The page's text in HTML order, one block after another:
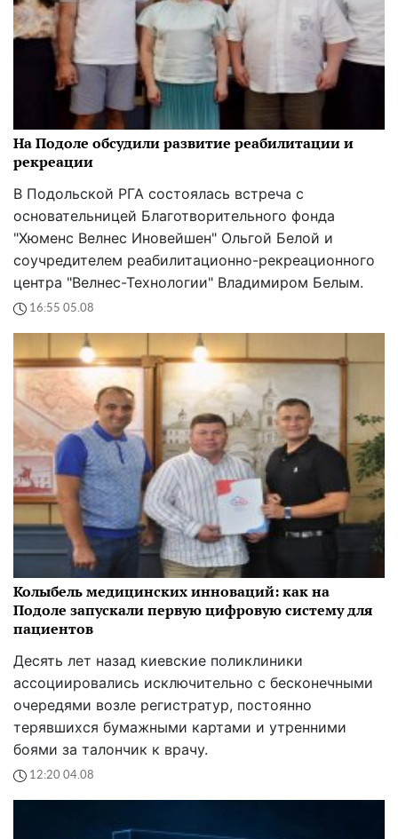
На Подоле обсудили развитие реабилитации и
рекреации
В Подольской РГА состоялась встреча с
основательницей Благотворительного фонда
"Хюменс Велнес Иновейшен" Ольгой Белой и
соучредителем реабилитационно-рекреационного
центра "Велнес-Технологии" Владимиром Белым.
16:55 05.08
Колыбель медицинских инноваций: как на
Подоле запускали первую цифровую систему для
пациентов
Десять лет назад киевские поликлиники
ассоциировались исключительно с бесконечными
очередями возле регистратур, постоянно
терявшихся бумажными картами и утренними
боями за талончик к врачу.
12:20 04.08